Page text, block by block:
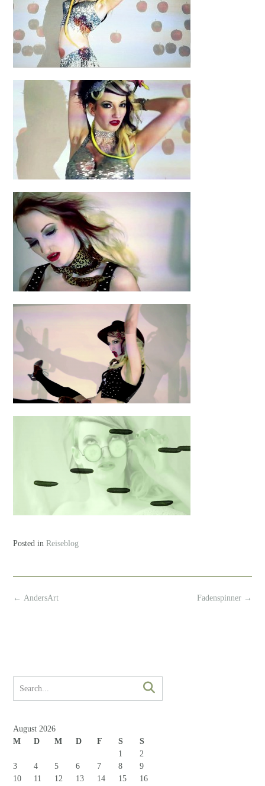
Posted in Reiseblog
Post
Fadenspinner →
← AndersArt
August 2026
M
D M D F S
S
1
2
3
4 5 6 7 8
9
10
11 12 13 14 15
16